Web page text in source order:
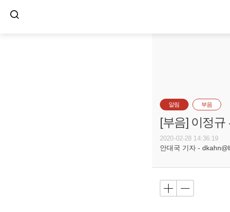
알림 부음
[부음] 이정규
2020-02-28 14:36:19
안대국 기자 -